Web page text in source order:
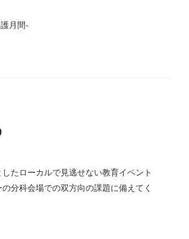
月間-
たローカルで見逃せない教育イベント
分科会場での双方向の課題に備えてく